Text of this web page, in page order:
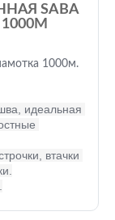
SABA
1000м.
идеальная
втачки